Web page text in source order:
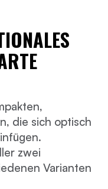
die sich optisch
zwei
Varianten